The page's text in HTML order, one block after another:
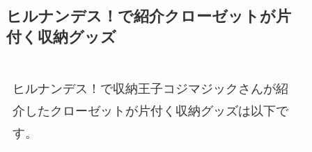
ヒルナンデス！で紹介クローゼットが片
付く収納グッズ
ヒルナンデス！で収納王子コジマジックさんが紹
介したクローゼットが片付く収納グッズは以下で
す。